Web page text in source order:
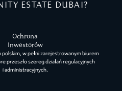
ESTATE DUBAI?
Ochrona
Inwestorów
w pełni zarejestrowanym biurem
przeszło szereg działań regulacyjnych
i administracyjnych.